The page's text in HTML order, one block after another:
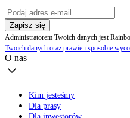
Zapisz się
Administratorem Twoich danych jest
Twoich danych oraz prawie i sposobie
O nas
Kim jesteśmy
Dla prasy